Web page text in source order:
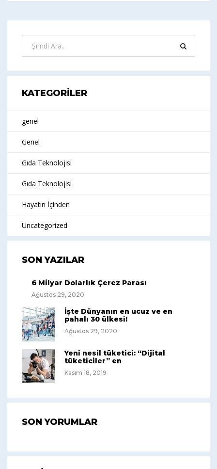
KATEGORILER
genel
Genel
Gıda Teknolojisi
Gıda Teknolojisi
Hayatın İçinden
Uncategorized
SON YAZILAR
6 Milyar Dolarlık Çerez Parası
Ağustos 29, 2020
İşte Dünyanın en ucuz ve en
pahalı 30 ülkesi!
Ağustos 29, 2020
Yeni nesil tüketici: “Dijital
tüketiciler” en
Kasım 18, 2019
SON YORUMLAR